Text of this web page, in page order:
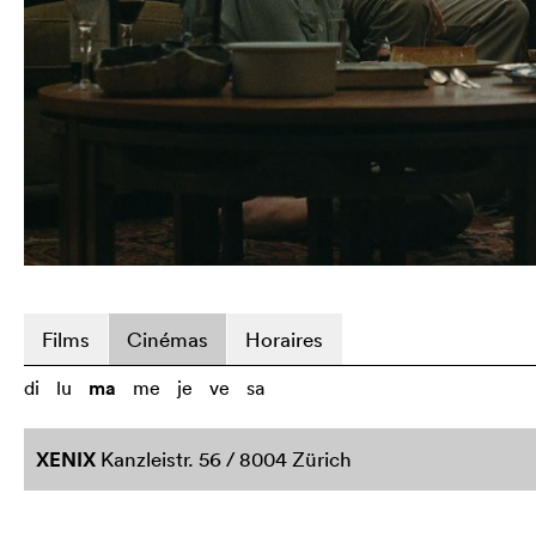
Films Cinémas Horaires
di lu ma me je ve sa
XENIX Kanzleistr. 56 / 8004 Zürich